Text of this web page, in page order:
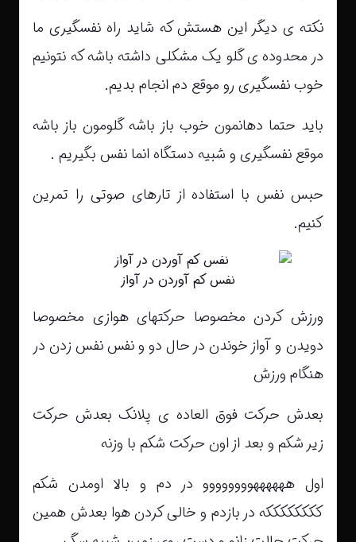
نکته ی دیگر این هستش که شاید راه نفسگیری ما
در محدوده ی گلو یک مشکلی داشته باشه که نتونیم
خوب نفسگیری رو موقع دم انجام بدیم.
باید حتما دهانمون خوب باز باشه گلومون باز باشه
موقع نفسگیری و شبیه دستگاه انما نفس بگیریم .
حبس نفس با استفاده از تارهای صوتی را تمرین
کنیم.
نفس کم آوردن در آواز
ورزش کردن مخصوصا حرکتهای هوازی مخصوصا
دویدن و آواز خوندن در حال دو و نفس نفس زدن در
هنگام ورزش
بعدش حرکت فوق العاده ی پلانک بعدش حرکت
زیر شکم و بعد از اون حرکت شکم با وزنه
اول ههههههوووووووو در دم و بالا اومدن شکم
ککککککککه در بازدم و خالی کردن هوا بعدش همین